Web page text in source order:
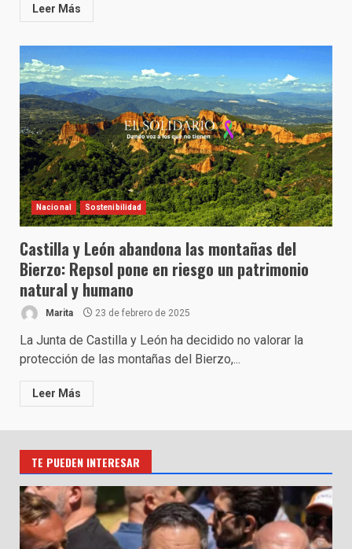
Leer Más
Nacional Sostenibilidad
Castilla y León abandona las montañas del
Bierzo: Repsol pone en riesgo un patrimonio
natural y humano
Marita 23 de febrero de 2025
La Junta de Castilla y León ha decidido no valorar la
protección de las montañas del Bierzo,...
Leer Más
TE PUEDEN INTERESAR